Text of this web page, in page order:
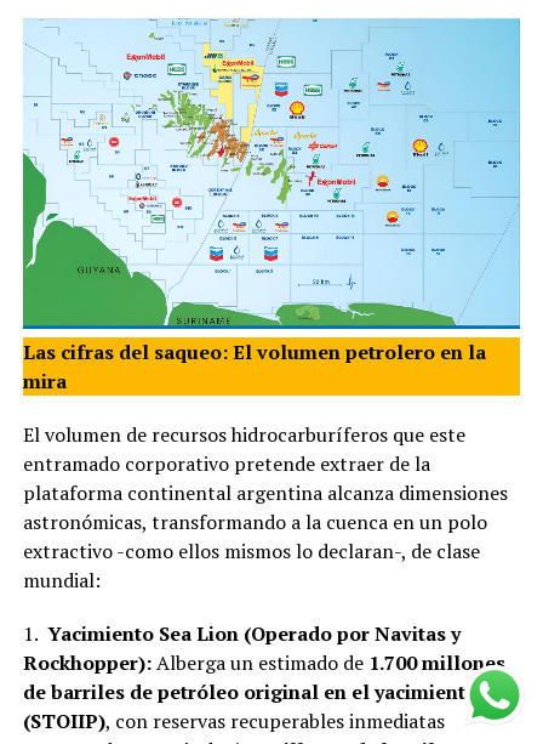
Las cifras del saqueo: El volumen petrolero en la
mira
El volumen de recursos hidrocarburíferos que este
entramado corporativo pretende extraer de la
plataforma continental argentina alcanza dimensiones
astronómicas, transformando a la cuenca en un polo
extractivo -como ellos mismos lo declaran-, de clase
mundial:
1. Yacimiento Sea Lion (Operado por Navitas y
Rockhopper):Alberga un estimado de 1.700 millones
de barriles de petróleo original en el yacimiento
(STOIIP), con reservas recuperables inmediatas